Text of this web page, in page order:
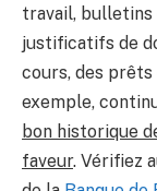
travail, bulletins
justificatifs de
cours, des
exemple,
bon historique
faveur. Vérifiez